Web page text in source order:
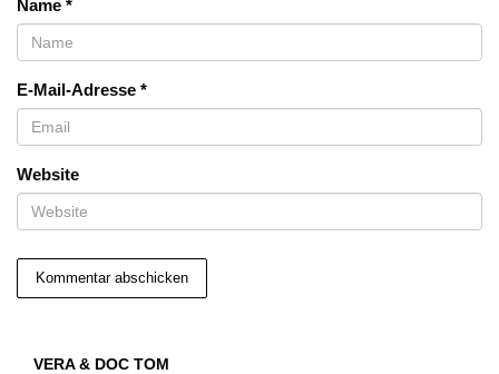
Name *
E-Mail-Adresse *
Website
VERA & DOC TOM